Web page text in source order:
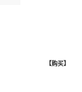
【购买】